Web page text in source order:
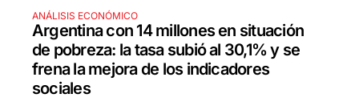
ANÁLISIS ECONÓMICO
Argentina con 14 millones en situación
de pobreza: la tasa subió al 30,1% y se
frena la mejora de los indicadores
sociales